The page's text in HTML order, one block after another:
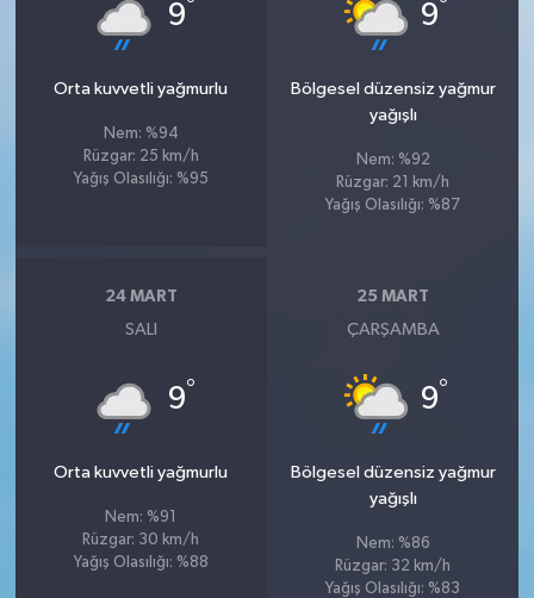
9°
Orta kuvvetli yağmurlu
Nem: %94
Rüzgar: 25 km/h
Yağış Olasılığı: %95
9°
Bölgesel düzensiz yağmur
yağışlı
Nem: %92
Rüzgar: 21 km/h
Yağış Olasılığı: %87
24 MART
SALI
9°
Orta kuvvetli yağmurlu
Nem: %91
Rüzgar: 30 km/h
Yağış Olasılığı: %88
25 MART
ÇARŞAMBA
9°
Bölgesel düzensiz yağmur
yağışlı
Nem: %86
Rüzgar: 32 km/h
Yağış Olasılığı: %83